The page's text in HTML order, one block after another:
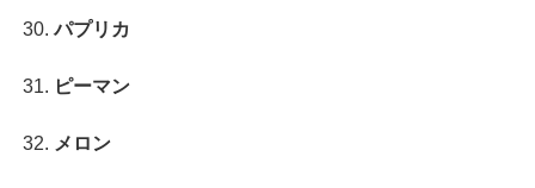
パプリカ
ピーマン
メロン